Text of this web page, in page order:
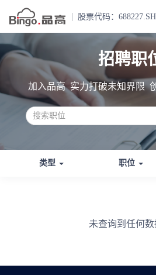
股票代码：688227.SH
招聘职
加入品高 实力打破未知界限
类型 职位
未查询到任何数